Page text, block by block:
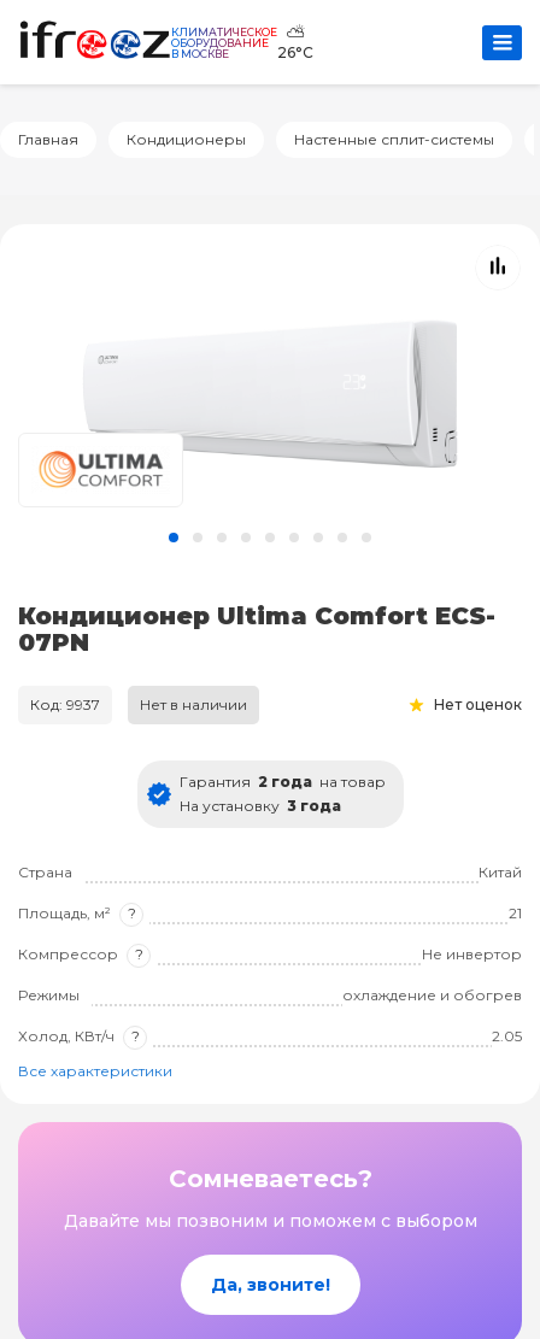
КЛИМАТИЧЕСКОЕ
ОБОРУДОВАНИЕ
В МОСКВЕ
⛅
26°C
Главная Кондиционеры Настенные сплит-системы
Кондиционер Ultima Comfort ECS-
07PN
Код: 9937 Нет в наличии Нет оценок
Гарантия 2 года на товар
На установку 3 года
Страна Китай
Площадь, м² ? 21
Компрессор ? Не инвертор
Режимы охлаждение и обогрев
Холод, КВт/ч ?
2.05
Все характеристики
Сомневаетесь?
Давайте мы позвоним и поможем с выбором
Да, звоните!